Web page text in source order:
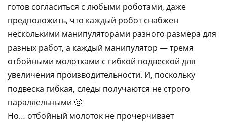
готов согласиться с любыми роботами, даже
предположить, что каждый робот снабжен
несколькими манипуляторами разного размера для
разных работ, а каждый манипулятор — тремя
отбойными молотками с гибкой подвеской для
увеличения производительности. И, поскольку
подвеска гибкая, следы получаются не строго
параллельными 🙂
Но… отбойный молоток не прочерчивает